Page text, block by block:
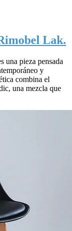
Lak.
pieza pensada
y
combina el
una mezcla que